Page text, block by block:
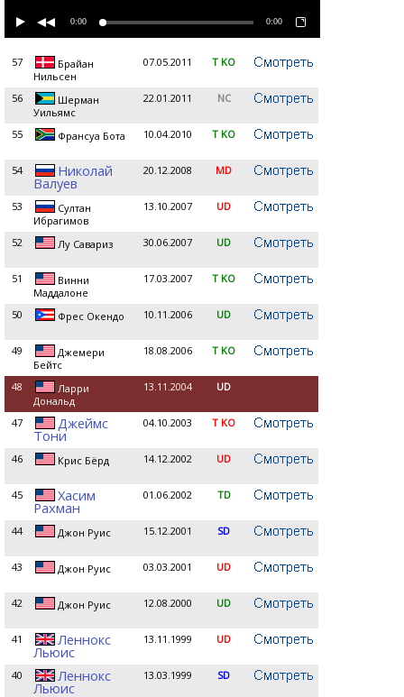
0:00 0:00
57
Брайан
Нильсен
07.05.2011 T KO
56
Шерман
Уильямс
22.01.2011 NC
55 Франсуа Бота 10.04.2010 T KO
54 Николай
Валуев
20.12.2008 MD
53
Султан
Ибрагимов
13.10.2007 UD
52 Лу Савариз 30.06.2007 UD
51
Винни
Маддалоне
17.03.2007 T KO
50 Фрес Окендо 10.11.2006 UD
49
Джемери
Бейтс
18.08.2006 T KO
48
Ларри
Дональд
13.11.2004 UD
47 Джеймс
Тони
04.10.2003 T KO
46 Крис Бёрд 14.12.2002 UD
45 Хасим
Рахман
01.06.2002 TD
44 Джон Руис 15.12.2001 SD
43 Джон Руис 03.03.2001 UD
42 Джон Руис 12.08.2000 UD
41 Леннокс
Льюис
13.11.1999 UD
40 Леннокс
Льюис
13.03.1999 SD